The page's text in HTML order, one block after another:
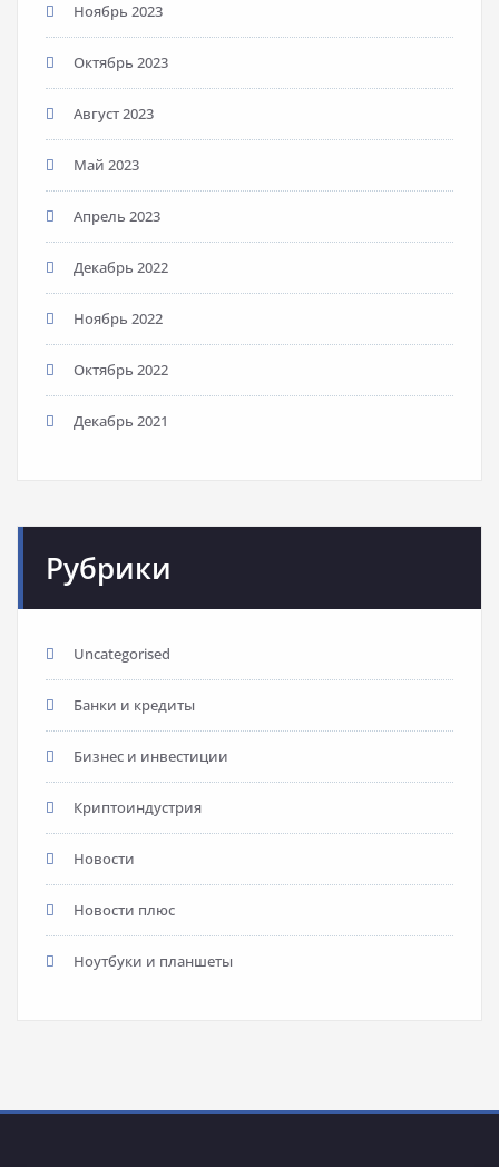
Ноябрь 2023
Октябрь 2023
Август 2023
Май 2023
Апрель 2023
Декабрь 2022
Ноябрь 2022
Октябрь 2022
Декабрь 2021
Рубрики
Uncategorised
Банки и кредиты
Бизнес и инвестиции
Криптоиндустрия
Новости
Новости плюс
Ноутбуки и планшеты